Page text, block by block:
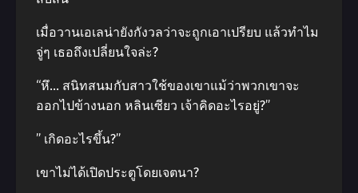
เมื่อวานเอเลน่ายังกังวลว่าจะถูกเอาเปรียบ แล้วทําไม
จู่ๆ เธอถึงเปลี่ยนใจล่ะ?
“หึ… สนิทสนมกับสาวใช้ของเขาแม้ว่าพวกเขาจะ
ออกไปข้างนอก หลินเซียว เจ้าคิดอะไรอยู่?”
” เกิดอะไรขึ้น?”
เขาไม่ได้เปิดประตูโดยเจตนา?